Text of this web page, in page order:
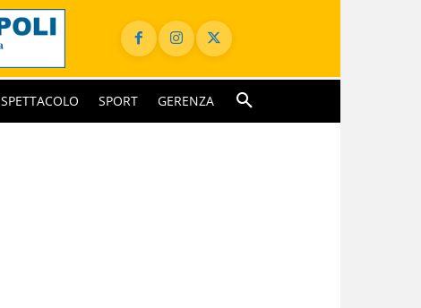
SPETTACOLO SPORT GERENZA